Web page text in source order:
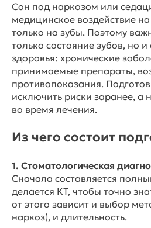
Сон под наркозом или
медицинское воздействие
только на зубы. Поэтому
только состояние зубов, но
здоровья: хронические
принимаемые препараты,
противопоказания.
исключить риски заранее, а
во время лечения.
Из чего состоит
1. Стоматологическая
Сначала составляется
делается КТ, чтобы точно
от этого зависит и выбор
наркоз), и длительность.